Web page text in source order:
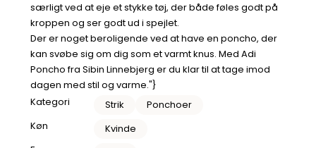
særligt ved at eje et stykke tøj, der både føles godt på
kroppen og ser godt ud i spejlet.
Der er noget beroligende ved at have en poncho, der
kan svøbe sig om dig som et varmt knus. Med Adi
Poncho fra Sibin Linnebjerg er du klar til at tage imod
dagen med stil og varme."}
Kategori
Strik
Ponchoer
Køn
Kvinde